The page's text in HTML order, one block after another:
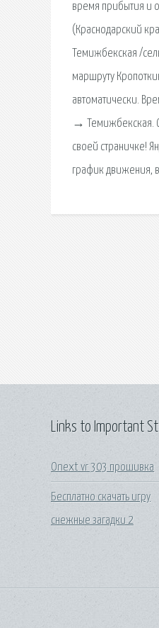
время прибытия и
(Краснодарский
Темижбекская /
маршруту
автоматически.
→ Темижбекская.
своей страничке!
график движения,
Links to Important
Onext vr 303 прошивка
Бесплатно скачать игру
снежные загадки 2